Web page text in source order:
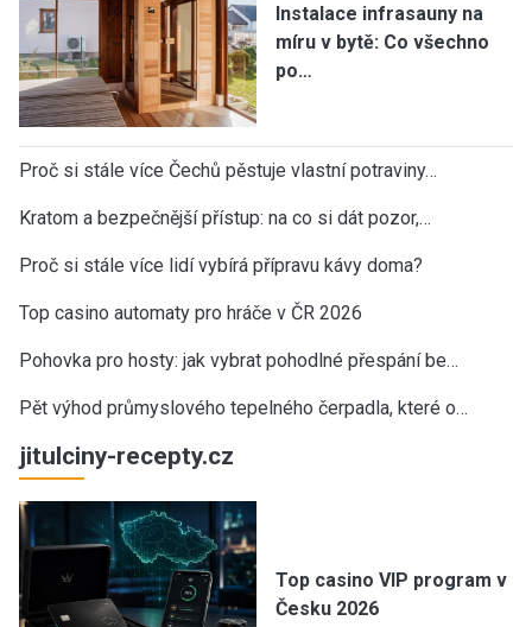
Instalace infrasauny na
míru v bytě: Co všechno
po…
Proč si stále více Čechů pěstuje vlastní potraviny…
Kratom a bezpečnější přístup: na co si dát pozor,…
Proč si stále více lidí vybírá přípravu kávy doma?
Top casino automaty pro hráče v ČR 2026
Pohovka pro hosty: jak vybrat pohodlné přespání be…
Pět výhod průmyslového tepelného čerpadla, které o…
jitulciny-recepty.cz
Top casino VIP program v
Česku 2026